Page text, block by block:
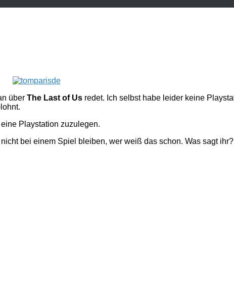
über The Last of Us redet. Ich selbst habe leider keine
Playstation zuzulegen.
bei einem Spiel bleiben, wer weiß das schon. Was sagt ihr?